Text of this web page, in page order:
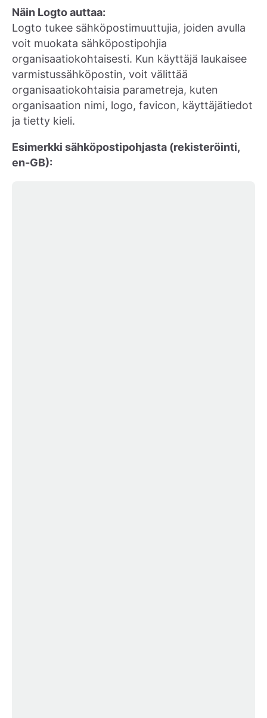
Näin Logto auttaa:
Logto tukee sähköpostimuuttujia, joiden avulla
voit muokata sähköpostipohjia
organisaatiokohtaisesti. Kun käyttäjä laukaisee
varmistussähköpostin, voit välittää
organisaatiokohtaisia parametreja, kuten
organisaation nimi, logo, favicon, käyttäjätiedot
ja tietty kieli.
Esimerkki sähköpostipohjasta (rekisteröinti,
en-GB):